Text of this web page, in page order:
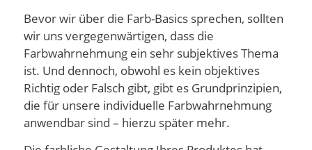
Bevor wir über die Farb-Basics sprechen, sollten
wir uns vergegenwärtigen, dass die
Farbwahrnehmung ein sehr subjektives Thema
ist. Und dennoch, obwohl es kein objektives
Richtig oder Falsch gibt, gibt es Grundprinzipien,
die für unsere individuelle Farbwahrnehmung
anwendbar sind – hierzu später mehr.